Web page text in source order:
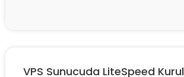
VPS Sunucuda LiteSpeed